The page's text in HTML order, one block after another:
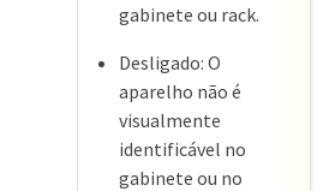
gabinete ou rack.
Desligado: O
aparelho não é
visualmente
identificável no
gabinete ou no